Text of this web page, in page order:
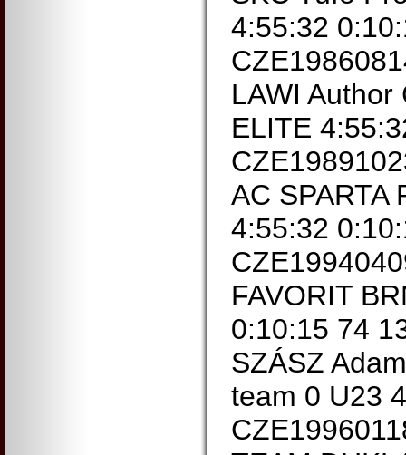
4:55:32
LAWI Author
ELITE
AC SPARTA
4:55:32
FAVORIT
0:10:15 74
SZÁSZ
team 0 U23